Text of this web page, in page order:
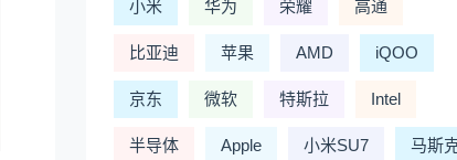
小米 华为 荣耀 高通
比亚迪 苹果 AMD iQOO
京东 微软 特斯拉 Intel
半导体 Apple 小米SU7 马斯